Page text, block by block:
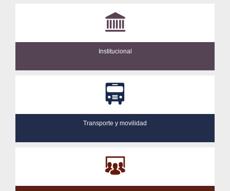
Institucional
Transporte y movilidad